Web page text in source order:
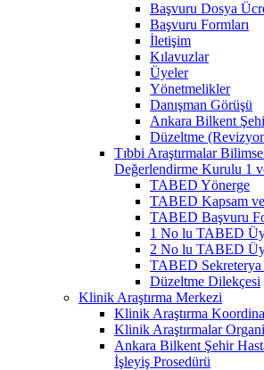
Başvuru Dosya
Başvuru Formları
İletişim
Kılavuzlar
Üyeler
Yönetmelikler
Danışman Görüşü
Ankara Bilkent
Düzeltme
Tıbbi Araştırmalar
Değerlendirme Kurulu 1
TABED Yönerge
TABED Kapsam
TABED Başvuru
1 No lu TABED
2 No lu TABED
TABED
Düzeltme Dilekçesi
Klinik Araştırma Merkezi
Klinik Araştırma
Klinik Araştırmalar
Ankara Bilkent Şehir
İşleyiş Prosedürü